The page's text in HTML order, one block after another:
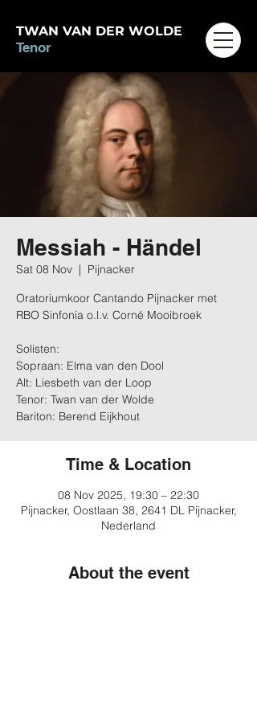
TWAN VAN DER WOLDE
Tenor
Messiah - Händel
Sat 08 Nov
  |
Pijnacker
Oratoriumkoor Cantando Pijnacker met
RBO Sinfonia o.l.v. Corné Mooibroek
Solisten:
Sopraan: Elma van den Dool
Alt: Liesbeth van der Loop
Tenor: Twan van der Wolde
Bariton: Berend Eijkhout
Time & Location
08 Nov 2025, 19:30 – 22:30
Pijnacker, Oostlaan 38, 2641 DL Pijnacker,
Nederland
About the event